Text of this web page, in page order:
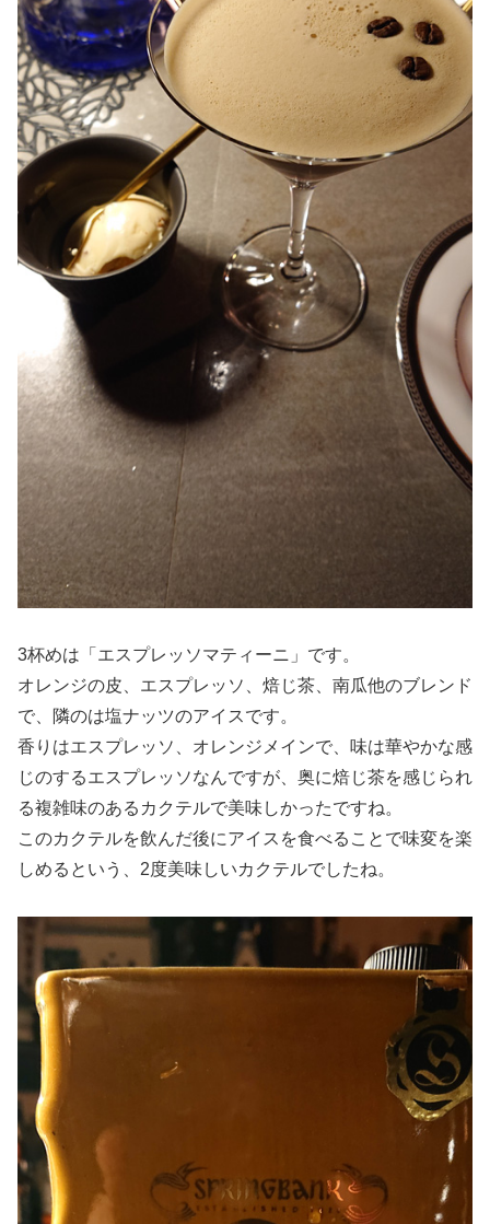
3杯めは「エスプレッソマティーニ」です。
オレンジの皮、エスプレッソ、焙じ茶、南瓜他のブレンド
で、隣のは塩ナッツのアイスです。
香りはエスプレッソ、オレンジメインで、味は華やかな感
じのするエスプレッソなんですが、奥に焙じ茶を感じられ
る複雑味のあるカクテルで美味しかったですね。
このカクテルを飲んだ後にアイスを食べることで味変を楽
しめるという、2度美味しいカクテルでしたね。